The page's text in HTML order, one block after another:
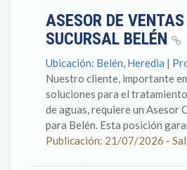
ASESOR DE
SUCURSAL BELÉN
Ubicación: Belén, Heredia |
Nuestro cliente, importante
soluciones para el
de aguas, requiere un Asesor
para Belén. Esta posición
Publicación: 21/07/2026 -